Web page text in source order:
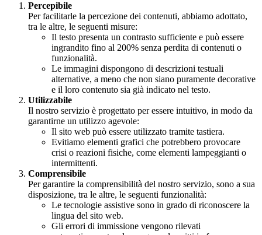
Percepibile
Per facilitarle la percezione dei contenuti, abbiamo adottato,
tra le altre, le seguenti misure:
Il testo presenta un contrasto sufficiente e può essere
ingrandito fino al 200% senza perdita di contenuti o
funzionalità.
Le immagini dispongono di descrizioni testuali
alternative, a meno che non siano puramente decorative
e il loro contenuto sia già indicato nel testo.
Utilizzabile
Il nostro servizio è progettato per essere intuitivo, in modo da
garantirne un utilizzo agevole:
Il sito web può essere utilizzato tramite tastiera.
Evitiamo elementi grafici che potrebbero provocare
crisi o reazioni fisiche, come elementi lampeggianti o
intermittenti.
Comprensibile
Per garantire la comprensibilità del nostro servizio, sono a sua
disposizione, tra le altre, le seguenti funzionalità:
Le tecnologie assistive sono in grado di riconoscere la
lingua del sito web.
Gli errori di immissione vengono rilevati